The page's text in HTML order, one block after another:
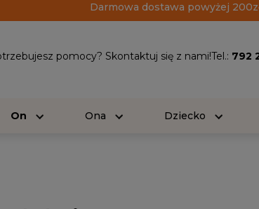
Darmowa dostawa powyżej
pomocy? Skontaktuj się z nami!Tel.: 792
On Ona Dziecko